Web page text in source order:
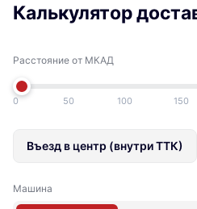
Калькулятор
Расстояние от МКАД
0 50 100 150
Въезд в центр (внутри ТТК)
Машина